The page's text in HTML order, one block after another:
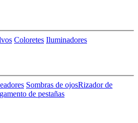
Coloretes Iluminadores
Sombras de ojosRizador de
de pestañas